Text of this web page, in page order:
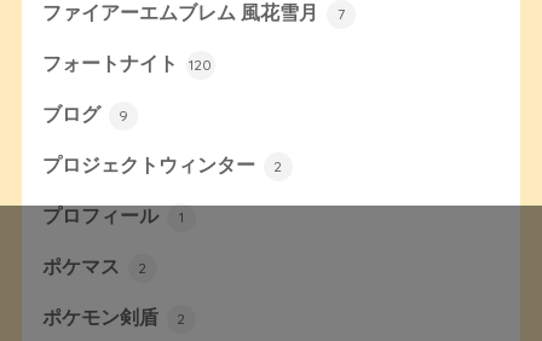
ファイアーエムブレム 風花雪月 7
フォートナイト 120
ブログ 9
プロジェクトウィンター 2
プロフィール 1
ポケマス 2
ポケモン剣盾 2